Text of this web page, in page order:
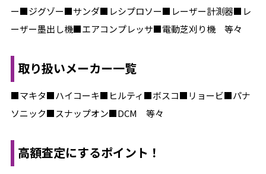
ー■ジグゾー■サンダ■レシプロソー■レーザー計測器■レ
ーザー墨出し機■エアコンプレッサ■電動芝刈り機 等々
取り扱いメーカー一覧
■マキタ■ハイコーキ■ヒルティ■ボスコ■リョービ■パナ
ソニック■スナップオン■DCM 等々
高額査定にするポイント！